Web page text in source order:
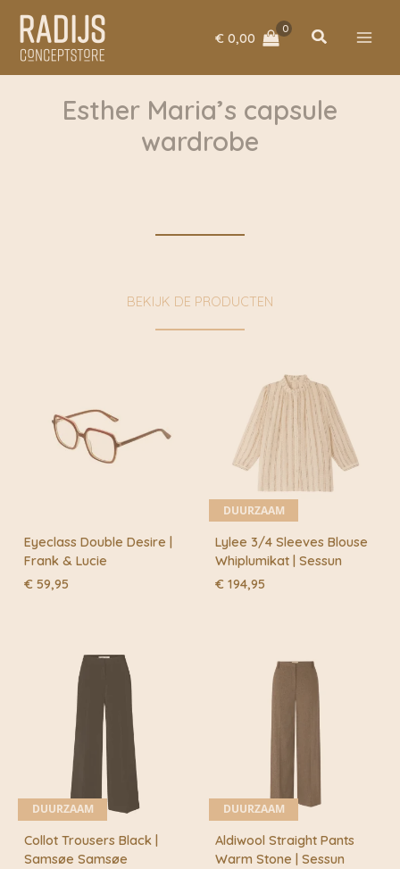
naar
inhoud
€ 0,00 Zoeken
Esther Maria’s capsule
wardrobe
BEKIJK DE PRODUCTEN
Eyeclass Double Desire |
Frank & Lucie
€ 59,95
DUURZAAM
Lylee 3/4 Sleeves Blouse
Whiplumikat | Sessun
€ 194,95
DUURZAAM
Collot Trousers Black |
Samsøe Samsøe
DUURZAAM
Aldiwool Straight Pants
Warm Stone | Sessun